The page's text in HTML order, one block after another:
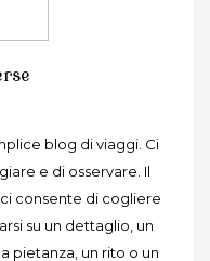
blog di viaggi. Ci
e di osservare. Il
consente di cogliere
su un dettaglio, un
pietanza, un rito o un